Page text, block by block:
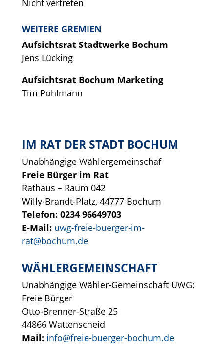
Nicht vertreten
WEITERE GREMIEN
Aufsichtsrat Stadtwerke Bochum
Jens Lücking
Aufsichtsrat Bochum Marketing
Tim Pohlmann
IM RAT DER STADT BOCHUM
Unabhängige Wählergemeinschaf
Freie Bürger im Rat
Rathaus – Raum 042
Willy-Brandt-Platz, 44777 Bochum
Telefon: 0234 96649703
E-Mail: uwg-freie-buerger-im-
rat@bochum.de
WÄHLERGEMEINSCHAFT
Unabhängige Wähler-Gemeinschaft UWG:
Freie Bürger
Otto-Brenner-Straße 25
44866 Wattenscheid
Mail: info@freie-buerger-bochum.de